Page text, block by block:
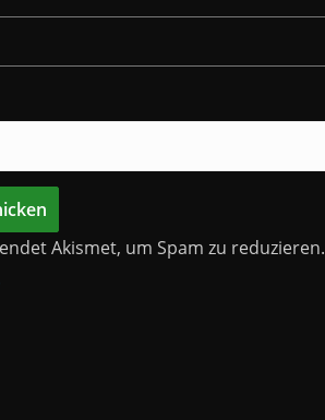
Akismet, um Spam zu reduzieren.